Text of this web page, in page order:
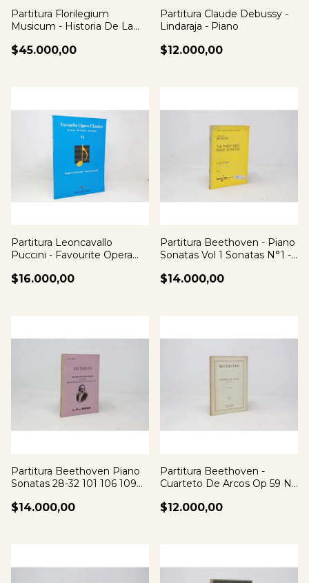
Partitura Florilegium
Musicum - Historia De La
$45.000,00
Partitura Claude Debussy -
Lindaraja - Piano
$12.000,00
Partitura Leoncavallo
Puccini - Favourite Opera
$16.000,00
Partitura Beethoven - Piano
Sonatas Vol 1 Sonatas N°1 -
$14.000,00
Partitura Beethoven Piano
Sonatas 28-32 101 106 109
$14.000,00
Partitura Beethoven -
Cuarteto De Arcos Op 59 N1
$12.000,00